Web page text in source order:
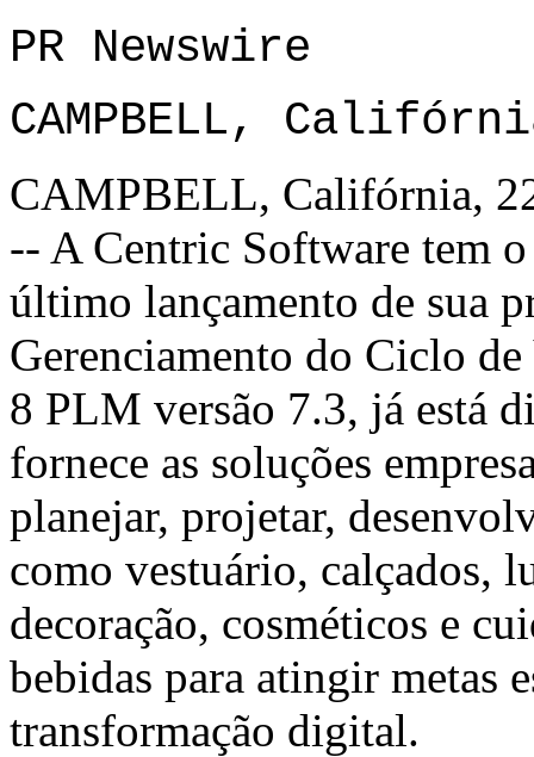
PR Newswire
CAMPBELL,
CAMPBELL, Califórnia,
-- A Centric Software tem
último lançamento de sua
Gerenciamento do Ciclo
8 PLM versão 7.3, já está
fornece as soluções
planejar, projetar,
como vestuário, calçados,
decoração, cosméticos e
bebidas para atingir metas
transformação digital.